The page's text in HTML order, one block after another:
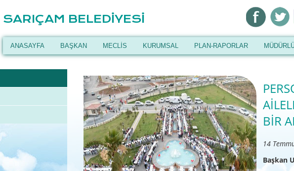
SARIÇAM BELEDİYESİ
ANASAYFA BAŞKAN MECLİS KURUMSAL PLAN-RAPORLAR
BİR
14
Başkan